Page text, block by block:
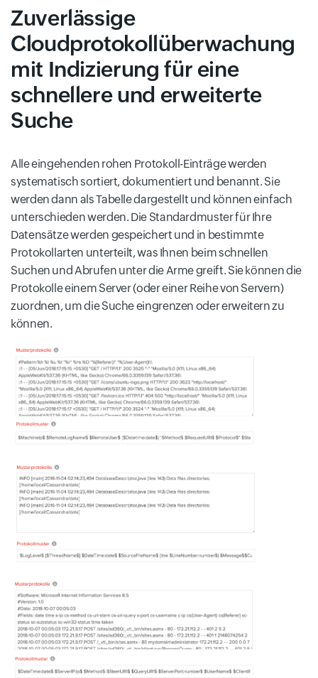
Zuverlässige
Cloudprotokollüberwachung
mit Indizierung für eine
schnellere und erweiterte
Suche
Alle eingehenden rohen Protokoll-Einträge werden
systematisch sortiert, dokumentiert und benannt. Sie
werden dann als Tabelle dargestellt und können einfach
unterschieden werden. Die Standardmuster für Ihre
Datensätze werden gespeichert und in bestimmte
Protokollarten unterteilt, was Ihnen beim schnellen
Suchen und Abrufen unter die Arme greift. Sie können die
Protokolle einem Server (oder einer Reihe von Servern)
zuordnen, um die Suche eingrenzen oder erweitern zu
können.